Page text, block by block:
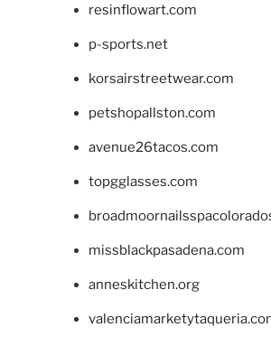
resinflowart.com
p-sports.net
korsairstreetwear.com
petshopallston.com
avenue26tacos.com
topgglasses.com
missblackpasadena.com
anneskitchen.org